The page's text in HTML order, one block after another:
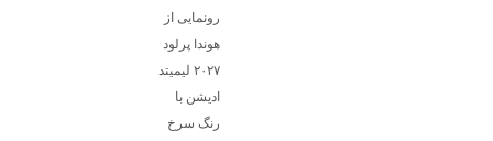
رونمایی از
هوندا پرلود
۲۰۲۷ لیمیتد
ادیشن با
رنگ سرخ